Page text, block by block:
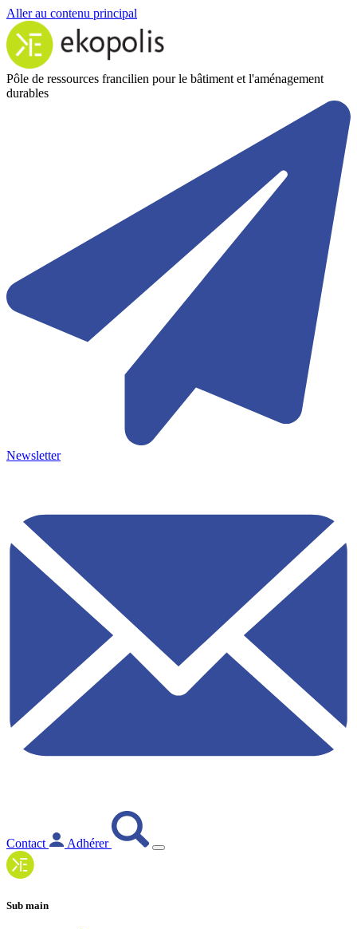
Aller au contenu principal
Pôle de ressources francilien pour le bâtiment et l'aménagement
durables
Newsletter
Contact Adhérer
Sub main